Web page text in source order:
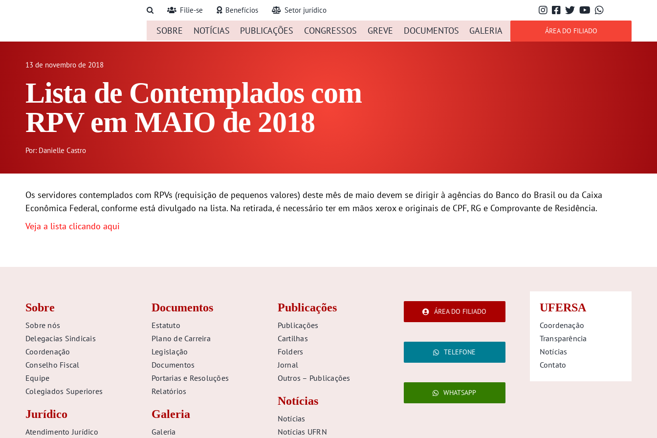
Filie-se Benefícios Setor jurídico
SOBRE NOTÍCIAS PUBLICAÇÕES CONGRESSOS GREVE DOCUMENTOS GALERIA ÁREA DO FILIADO
13 de novembro de 2018
Lista de Contemplados com
RPV em MAIO de 2018
Por: Danielle Castro
Os servidores contemplados com RPVs (requisição de pequenos valores) deste mês de maio devem se dirigir à agências do Banco do Brasil ou da Caixa
Econômica Federal, conforme está divulgado na lista. Na retirada, é necessário ter em mãos xerox e originais de CPF, RG e Comprovante de Residência.
Veja a lista clicando aqui
Sobre
Sobre nós
Delegacias Sindicais
Coordenação
Conselho Fiscal
Equipe
Colegiados Superiores
Jurídico
Atendimento Jurídico
Documentos
Estatuto
Plano de Carreira
Legislação
Documentos
Portarias e Resoluções
Relatórios
Galeria
Galeria
Publicações
Publicações
Cartilhas
Folders
Jornal
Outros – Publicações
Notícias
Notícias
Notícias UFRN
ÁREA DO FILIADO
TELEFONE
WHATSAPP
UFERSA
Coordenação
Transparência
Notícias
Contato